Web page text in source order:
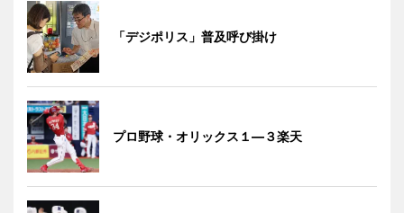
「デジポリス」普及呼び掛け
プロ野球・オリックス１―３楽天